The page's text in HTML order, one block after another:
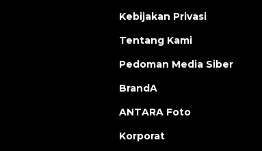
Kebijakan Privasi
Tentang Kami
Pedoman Media Siber
BrandA
ANTARA Foto
Korporat